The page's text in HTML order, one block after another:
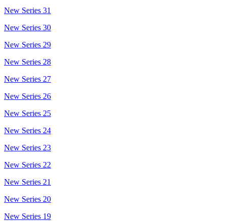
New Series 31
New Series 30
New Series 29
New Series 28
New Series 27
New Series 26
New Series 25
New Series 24
New Series 23
New Series 22
New Series 21
New Series 20
New Series 19